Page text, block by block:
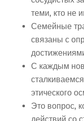
теми, кто не
Семейные
связаны с
С каждым
этического
Это вопрос,